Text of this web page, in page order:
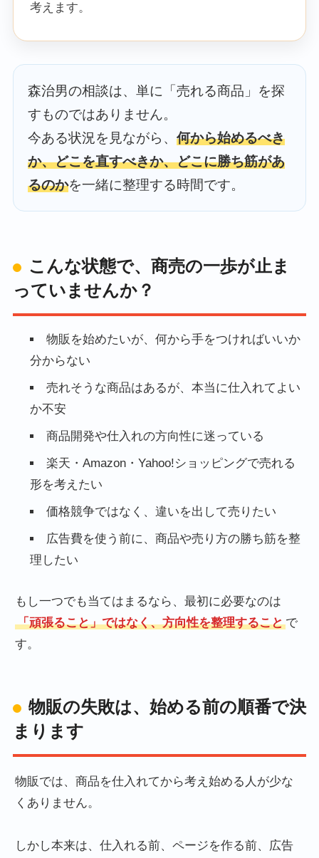
考えます。
森治男の相談は、単に「売れる商品」を探
すものではありません。
今ある状況を見ながら、 何から始めるべき
か、どこを直すべきか、どこに勝ち筋があ
るのかを一緒に整理する時間です。
こんな状態で、商売の一歩が止ま
っていませんか？
物販を始めたいが、何から手をつければいいか
分からない
売れそうな商品はあるが、本当に仕入れてよい
か不安
商品開発や仕入れの方向性に迷っている
楽天・Amazon・Yahoo!ショッピングで売れる
形を考えたい
価格競争ではなく、違いを出して売りたい
広告費を使う前に、商品や売り方の勝ち筋を整
理したい
もし一つでも当てはまるなら、最初に必要なのは
「頑張ること」ではなく、方向性を整理することで
す。
物販の失敗は、始める前の順番で決
まります
物販では、商品を仕入れてから考え始める人が少な
くありません。
しかし本来は、仕入れる前、ページを作る前、広告